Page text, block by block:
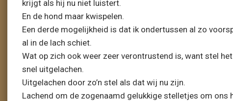
krijgt als hij nu niet luistert.
En de hond maar kwispelen.
Een derde mogelijkheid is dat ik ondertussen al zo
al in de lach schiet.
Wat op zich ook weer zeer verontrustend is, want stel
snel uitgelachen.
Uitgelachen door zo’n stel als dat wij nu zijn.
Lachend om de zogenaamd gelukkige stelletjes om